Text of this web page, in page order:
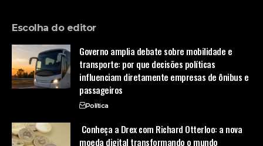
Escolha do editor
Governo amplia debate sobre mobilidade e
transporte: por que decisões políticas
influenciam diretamente empresas de ônibus e
passageiros
Política
Conheça a Drex com Richard Otterloo: a nova
moeda digital transformando o mundo